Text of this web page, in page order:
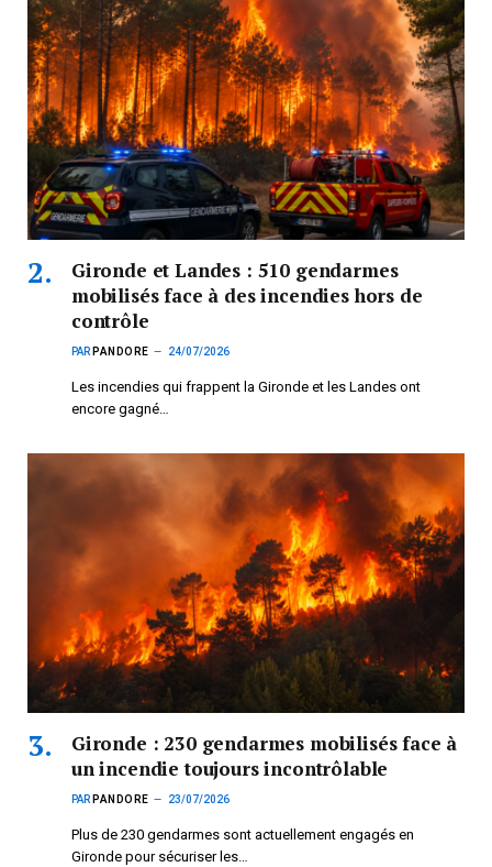
Gironde et Landes : 510 gendarmes
mobilisés face à des incendies hors de
contrôle
PAR PANDORE 24/07/2026
Les incendies qui frappent la Gironde et les Landes ont
encore gagné…
Gironde : 230 gendarmes mobilisés face à
un incendie toujours incontrôlable
PAR PANDORE 23/07/2026
Plus de 230 gendarmes sont actuellement engagés en
Gironde pour sécuriser les…